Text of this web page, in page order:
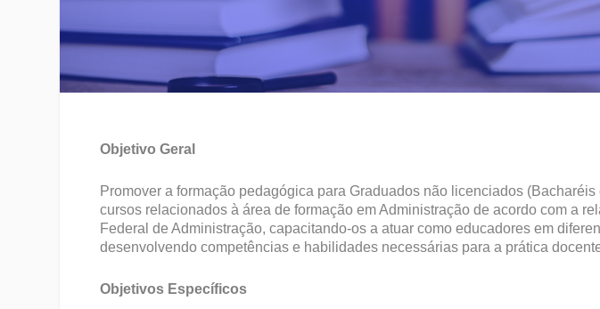
Objetivo Geral
Promover a formação pedagógica para Graduados não licenciados
cursos relacionados à área de formação em Administração de acordo com a
Federal de Administração, capacitando-os a atuar como educadores em
desenvolvendo competências e habilidades necessárias para a prática
Objetivos Específicos